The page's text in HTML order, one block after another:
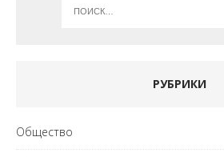
РУБРИКИ
Общество